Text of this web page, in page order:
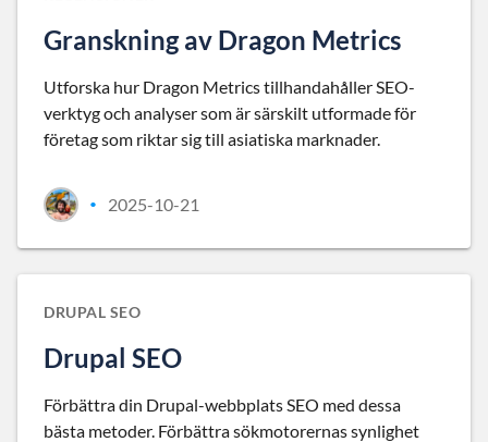
Granskning av Dragon Metrics
Utforska hur Dragon Metrics tillhandahåller SEO-
verktyg och analyser som är särskilt utformade för
företag som riktar sig till asiatiska marknader.
• 2025-10-21
DRUPAL SEO
Drupal SEO
Förbättra din Drupal-webbplats SEO med dessa
bästa metoder. Förbättra sökmotorernas synlighet